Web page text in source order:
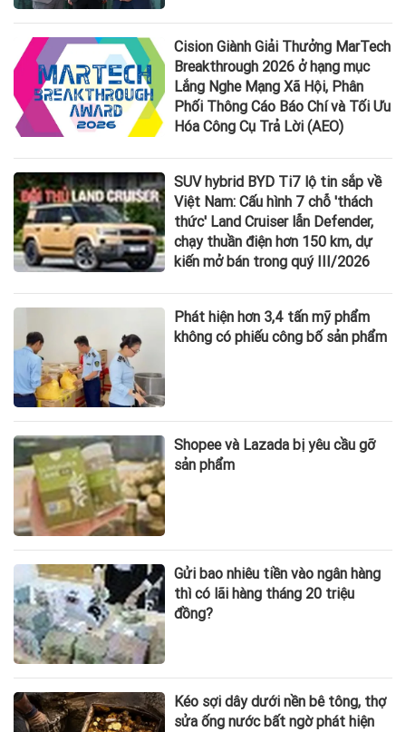
Cision Giành Giải Thưởng MarTech
Breakthrough 2026 ở hạng mục
Lắng Nghe Mạng Xã Hội, Phân
Phối Thông Cáo Báo Chí và Tối Ưu
Hóa Công Cụ Trả Lời (AEO)
SUV hybrid BYD Ti7 lộ tin sắp về
Việt Nam: Cấu hình 7 chỗ 'thách
thức' Land Cruiser lẫn Defender,
chạy thuần điện hơn 150 km, dự
kiến mở bán trong quý III/2026
Phát hiện hơn 3,4 tấn mỹ phẩm
không có phiếu công bố sản phẩm
Shopee và Lazada bị yêu cầu gỡ
sản phẩm
Gửi bao nhiêu tiền vào ngân hàng
thì có lãi hàng tháng 20 triệu
đồng?
Kéo sợi dây dưới nền bê tông, thợ
sửa ống nước bất ngờ phát hiện